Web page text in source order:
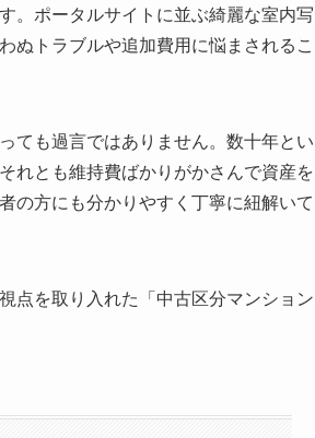
。ポータルサイトに並ぶ綺麗な室内写
ぬトラブルや追加費用に悩まされるこ
ても過言ではありません。数十年とい
れとも維持費ばかりがかさんで資産を
の方にも分かりやすく丁寧に紐解いて
点を取り入れた「中古区分マンション